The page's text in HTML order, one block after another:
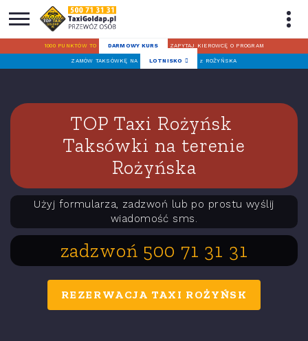
1000 PUNKTÓW TO DARMOWY KURS ZAPYTAJ KIEROWCĘ O PROGRAM
ZAMÓW TAKSÓWKĘ NA LOTNISKO z ROŻYŃSKA
TOP Taxi Rożyńsk
Taksówki na terenie
Rożyńska
Użyj formularza, zadzwoń lub po prostu wyślij
wiadomość sms.
zadzwoń 500 71 31 31
REZERWACJA TAXI ROŻYŃSK